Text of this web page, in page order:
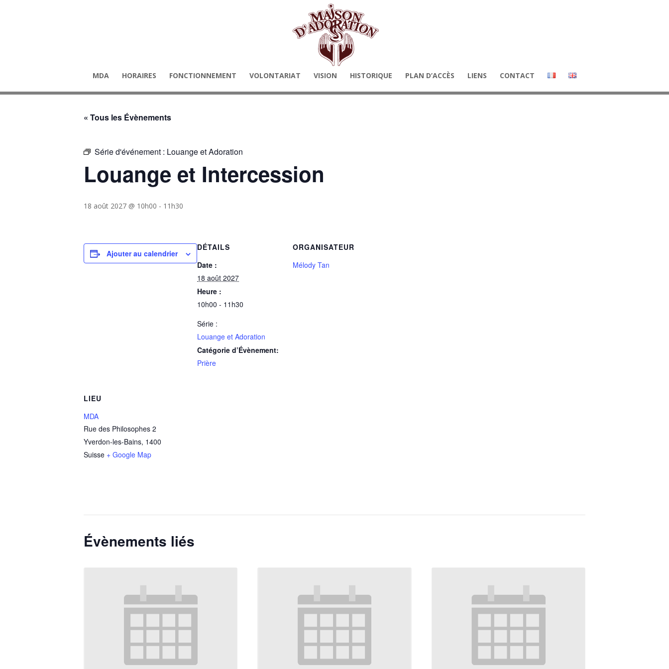
MDA HORAIRES FONCTIONNEMENT VOLONTARIAT VISION HISTORIQUE PLAN D’ACCÈS LIENS CONTACT
« Tous les Évènements
Série d'événement : Louange et Adoration
Louange et Intercession
18 août 2027 @ 10h00 - 11h30
Ajouter au calendrier
DÉTAILS
Date :
18 août 2027
Heure :
10h00 - 11h30
Série :
Louange et Adoration
Catégorie d’Évènement:
Prière
ORGANISATEUR
Mélody Tan
LIEU
MDA
Rue des Philosophes 2
Yverdon-les-Bains, 1400
Suisse + Google Map
Évènements liés